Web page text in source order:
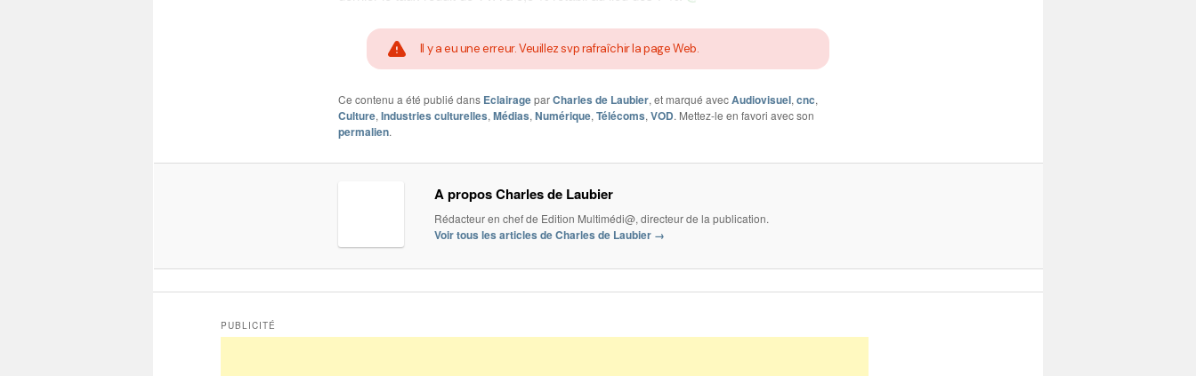
Il y a eu une erreur. Veuillez svp rafraîchir la page Web.
Ce contenu a été publié dans EclairageparCharles de Laubier, et marqué avecAudiovisuel, cnc,
Culture, Industries culturelles, Médias, Numérique, Télécoms, VOD. Mettez-le en favori avec son
permalien.
A propos Charles de Laubier
Rédacteur en chef de Edition Multimédi@, directeur de la publication.
Voir tous les articles de Charles de Laubier →
PUBLICITÉ